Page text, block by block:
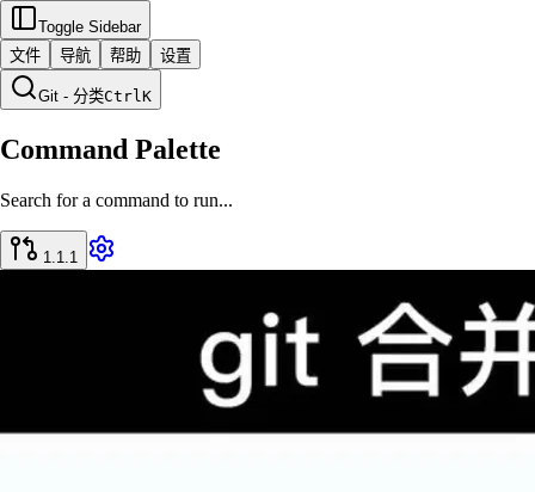
Toggle Sidebar
文件
导航 帮助 设置
Git - 分类CtrlK
Command Palette
Search for a command to run...
1.1.1